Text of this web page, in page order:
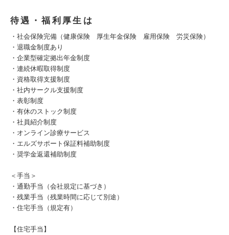
待遇・福利厚生は
・社会保険完備（健康保険 厚生年金保険 雇用保険 労災保険）
・退職金制度あり
・企業型確定拠出年金制度
・連続休暇取得制度
・資格取得支援制度
・社内サークル支援制度
・表彰制度
・有休のストック制度
・社員紹介制度
・オンライン診療サービス
・エルズサポート保証料補助制度
・奨学金返還補助制度
＜手当＞
・通勤手当（会社規定に基づき）
・残業手当（残業時間に応じて別途）
・住宅手当（規定有）
【住宅手当】